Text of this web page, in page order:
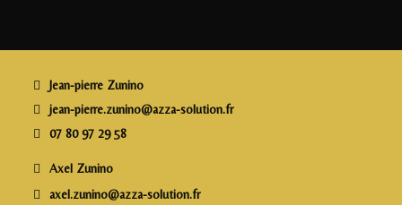
o
o
k
n e
Jean-pierre Zunino
jean-pierre.zunino@azza-solution.fr
07 80 97 29 58
Axel Zunino
axel.zunino@azza-solution.fr